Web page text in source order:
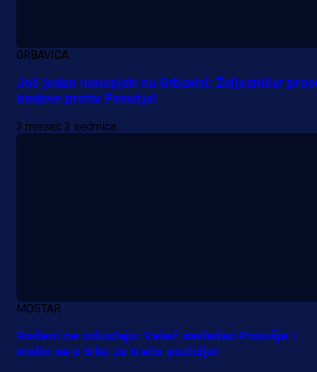
Lukić seli u Bundesligu? Dva
GRBAVICA
Još jedan neuspjeh na Grbavici: Željezničar
bodove protiv Posušja!
3 mjesec 2 sedmica
MOSTAR
Rođeni ne odustaju: Velež savladao Posušje i
vratio se u trku za treću poziciju!